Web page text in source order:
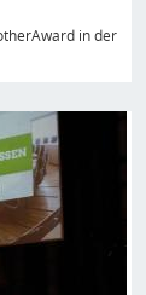
in der